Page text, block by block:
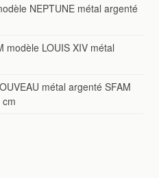
NEPTUNE métal argenté
modèle LOUIS XIV métal
métal argenté SFAM
cm